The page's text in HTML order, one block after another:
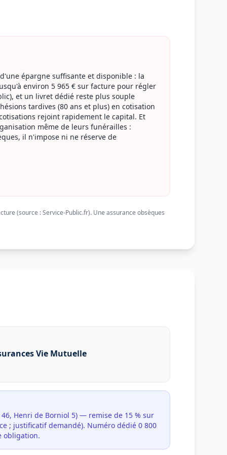
épargne suffisante et disponible : la
environ 5 965 € sur facture pour régler
et un livret dédié reste plus souple
tardives (80 ans et plus) en cotisation
rejoint rapidement le capital. Et
même de leurs funérailles :
il n'impose ni ne réserve de
(source : Service-Public.fr). Une assurance obsèques
Vie Mutuelle
46, Henri de Borniol 5) — remise de 15 % sur
; justificatif demandé). Numéro dédié 0 800
obligation.